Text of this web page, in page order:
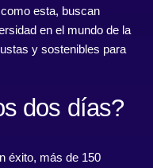
esta, buscan
en el mundo de la
y sostenibles para
dos días?
éxito, más de 150